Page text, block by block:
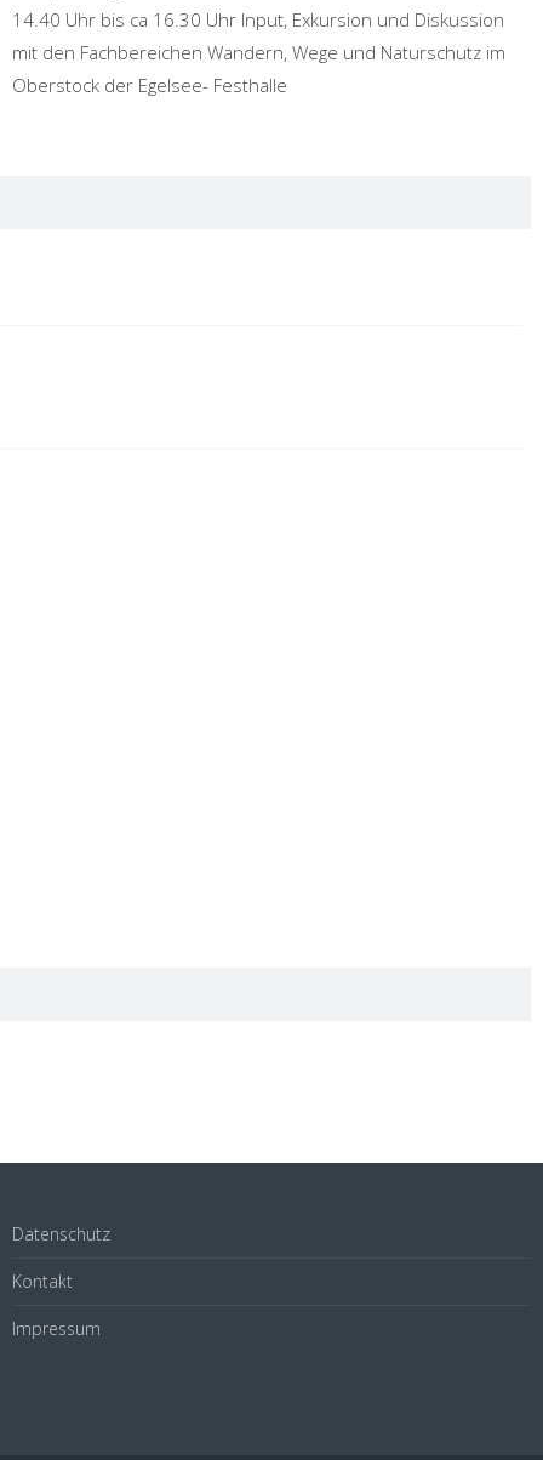
14.40 Uhr bis ca 16.30 Uhr Input, Exkursion und Diskussion
mit den Fachbereichen Wandern, Wege und Naturschutz im
Oberstock der Egelsee- Festhalle
Datenschutz
Kontakt
Impressum